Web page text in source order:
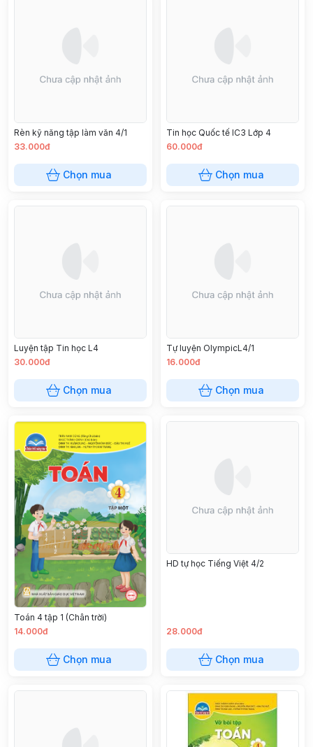
Rèn kỹ năng tập làm văn 4/1
33.000đ
Chọn mua
Tin học Quốc tế IC3 Lớp 4
60.000đ
Chọn mua
Luyện tập Tin học L4
30.000đ
Chọn mua
Tự luyện OlympicL4/1
16.000đ
Chọn mua
Toán 4 tập 1 (Chân trời)
14.000đ
Chọn mua
HD tự học Tiếng Việt 4/2
28.000đ
Chọn mua